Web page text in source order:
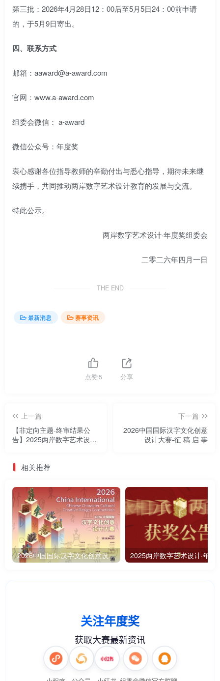
第三批：2026年4月28日12：00后至5月5日24：00前申请
的，于5月9日寄出。
四、联系方式
邮箱：aaward@a-award.com
官网：www.a-award.com
组委会微信： a-award
微信公众号：年度奖
衷心感谢各位指导教师的辛勤付出与悉心指导，期待未来继
续携手，共同推动两岸数字艺术设计教育的发展与交流。
特此公示。
两岸数字艺术设计·年度奖组委会
二零二六年四月一日
THE END
最新消息 赛事资讯
点赞5 分享
上一篇
【非定向主题-终审结果公
告】2025两岸数字艺术设计·
下一篇
2026中国国际汉字文化创意
设计大赛-征 稿 启 事
相关推荐
2026中国国际汉字文化创意设计大赛-征 稿 启 事